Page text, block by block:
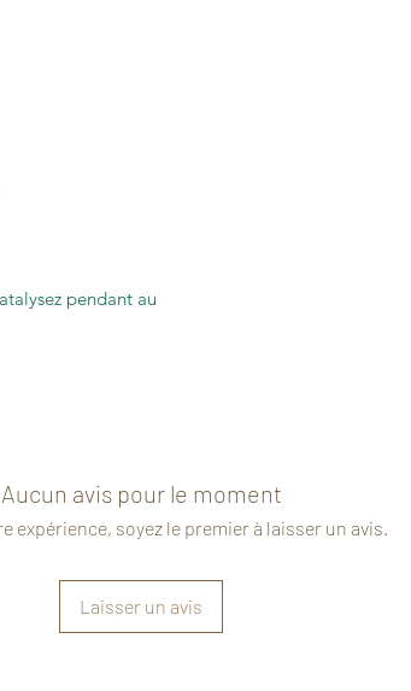
pendant au
Aucun avis pour le moment
expérience, soyez le premier à laisser un avis.
Laisser un avis